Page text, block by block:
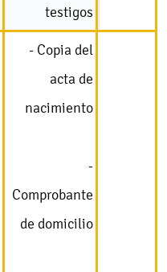
testigos
- Copia del
acta de
nacimiento
-
Comprobante
de domicilio